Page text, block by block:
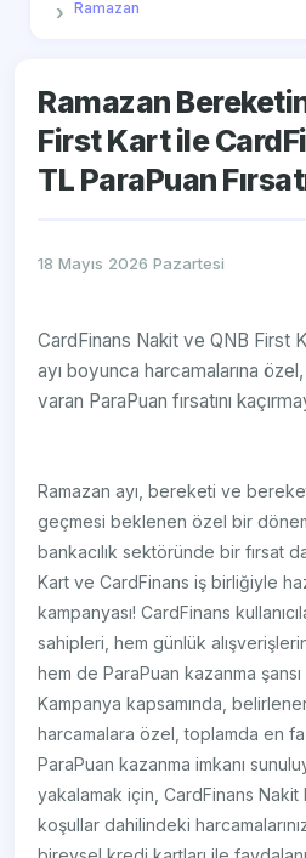
Ramazan
Ramazan
First Kart ile
TL ParaPuan
18 Mayıs 2026 Pazartesi
CardFinans Nakit ve QNB First
ayı boyunca harcamalarına
varan ParaPuan fırsatını
Ramazan ayı, bereketi ve
geçmesi beklenen özel bir
bankacılık sektöründe bir fırsat
Kart ve CardFinans iş birliğiyle
kampanyası! CardFinans
sahipleri, hem günlük
hem de ParaPuan kazanma
Kampanya kapsamında,
harcamalara özel, toplamda en
ParaPuan kazanma imkanı
yakalamak için, CardFinans
koşullar dahilindeki